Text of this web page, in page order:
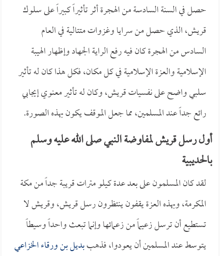
حصل في السنة السادسة من الهجرة أثر تأثيراً كبيراً على سلوك
قريش، الذي حصل من سرايا وغزوات متتالية في العام
السادس من الهجرة كان فيه رفع الراية الجهاد وإظهار الهيبة
الإسلامية والعزة الإسلامية في كل مكان، فكل هذا كان له تأثير
سلبي واضح على نفسيات قريش، وكان له تأثير معنوي إيجابي
رائع جداً عند المسلمين، مما جعل الموقف يكون بهذه الصورة.
أول رسل قريش لمفاوضة النبي صلى الله عليه وسلم
بالحديبية
لقد كان المسلمون على بعد عدة كيلو مترات قريبة جداً من مكة
المكرمة، وبهذه العزة يقفون ينتظرون رسل قريش، وقريش لا
تستطيع أن ترسل زعيماً من زعمائها وإنما تبعث واحداً وسيطاً
يتوسط عند المسلمين أن يعودوا، فذهببديل بن ورقاء الخزاعي